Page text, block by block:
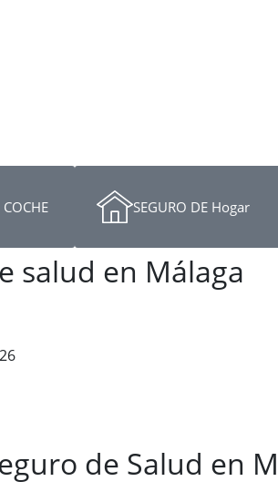
SEGURO DE Hogar
salud en Málaga
de Salud en